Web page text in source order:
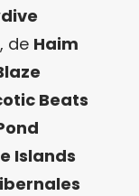
de Haim
Beats
Islands